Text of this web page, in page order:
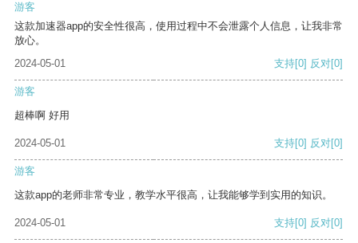
游客
这款加速器app的安全性很高，使用过程中不会泄露个人信息，让我非常
放心。
2024-05-01
支持[0] 反对[0]
游客
超棒啊 好用
2024-05-01 支持[0] 反对[0]
游客
这款app的老师非常专业，教学水平很高，让我能够学到实用的知识。
2024-05-01 支持[0] 反对[0]